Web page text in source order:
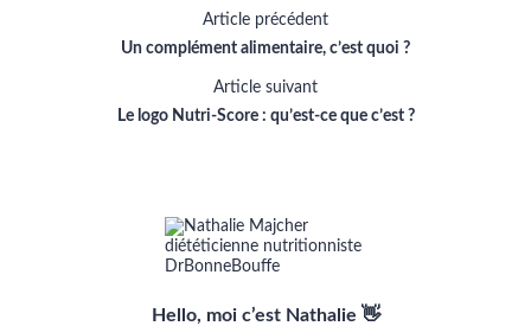
Article précédent
Un complément alimentaire, c’est quoi ?
Article suivant
Le logo Nutri-Score : qu’est-ce que c’est ?
Hello, moi c’est Nathalie 👋